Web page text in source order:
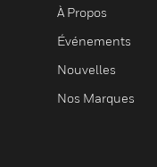
À Propos
Événements
Nouvelles
Nos Marques